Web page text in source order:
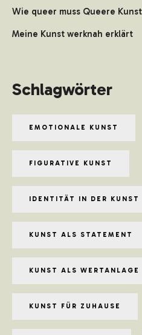
Wie queer muss Queere
Meine Kunst werknah erklärt
Schlagwörter
EMOTIONALE KUNST
FIGURATIVE KUNST
IDENTITÄT IN DER KUNST
KUNST ALS STATEMENT
KUNST ALS WERTANLAGE
KUNST FÜR ZUHAUSE